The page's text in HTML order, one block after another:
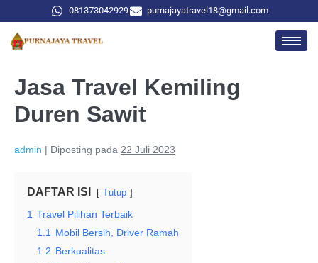
081373042929 purnajayatravel18@gmail.com
Jasa Travel Kemiling
Duren Sawit
admin | Diposting pada 22 Juli 2023
DAFTAR ISI Tutup
1 Travel Pilihan Terbaik
1.1
Mobil Bersih, Driver Ramah
1.2 Berkualitas